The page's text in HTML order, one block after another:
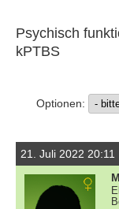
Psychisch
kPTBS
Optionen:
21. Juli 2022 20:11